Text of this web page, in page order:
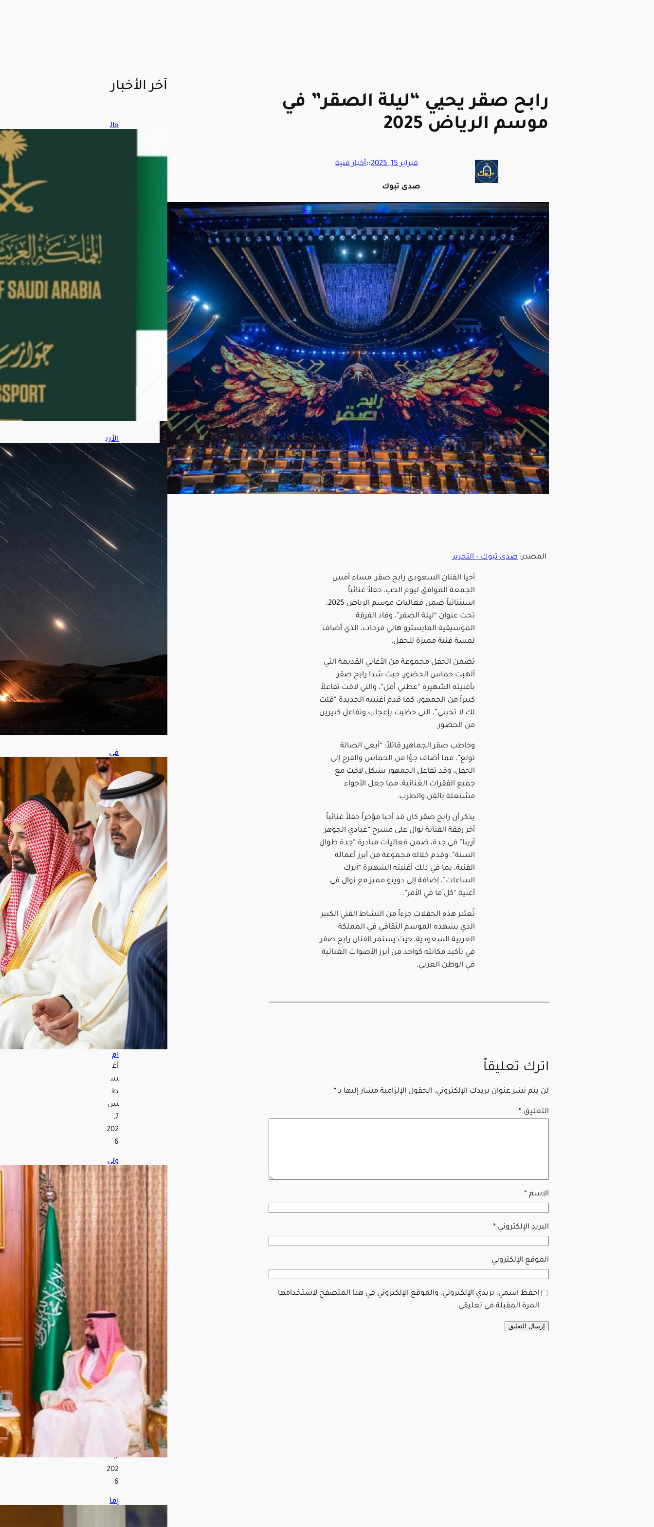
رابح صقر يحيي “ليلة الصقر” في
موسم الرياض 2025
فبراير 15, 2025 ::أخبار فنية
صدى تبوك
المصدر: صدى تبوك – التحرير
أحيا الفنان السعودي رابح صقر، مساء أمس
الجمعة الموافق ليوم الحب، حفلاً غنائياً
استثنائياً ضمن فعاليات موسم الرياض 2025،
تحت عنوان “ليلة الصقر”، وقاد الفرقة
الموسيقية المايسترو هاني فرحات، الذي أضاف
لمسة فنية مميزة للحفل.
تضمن الحفل مجموعة من الأغاني القديمة التي
ألهبت حماس الحضور، حيث شدا رابح صقر
بأغنيته الشهيرة “عطني أمل”، والتي لاقت تفاعلاً
كبيراً من الجمهور، كما قدم أغنيته الجديدة “قلت
لك لا تحبني”، التي حظيت بإعجاب وتفاعل كبيرين
من الحضور.
وخاطب صقر الجماهير قائلاً: “أبغي الصالة
تولع”، مما أضاف جوًا من الحماس والفرح إلى
الحفل، وقد تفاعل الجمهور بشكل لافت مع
جميع الفقرات الغنائية، مما جعل الأجواء
مشتعلة بالفن والطرب.
يذكر أن رابح صقر كان قد أحيا مؤخراً حفلاً غنائياً
آخر رفقة الفنانة نوال على مسرح “عبادي الجوهر
أرينا” في جدة، ضمن فعاليات مبادرة “جدة طوال
السنة”، وقدم خلاله مجموعة من أبرز أعماله
الفنية، بما في ذلك أغنيته الشهيرة “أبرك
الساعات”، إضافة إلى دويتو مميز مع نوال في
أغنية “كل ما في الأمر”.
تُعتبر هذه الحفلات جزءاً من النشاط الفني الكبير
الذي يشهده الموسم الثقافي في المملكة
العربية السعودية، حيث يستمر الفنان رابح صقر
في تأكيد مكانته كواحد من أبرز الأصوات الغنائية
في الوطن العربي.
اترك تعليقاً
لن يتم نشر عنوان بريدك الإلكتروني. الحقول الإلزامية مشار إليها بـ *
التعليق *
الاسم *
البريد الإلكتروني *
الموقع الإلكتروني
احفظ اسمي، بريدي الإلكتروني، والموقع الإلكتروني في هذا المتصفح لاستخدامها
المرة المقبلة في تعليقي.
آخر الأخبار
«ال
الأرب
عاء
الم
قبل
.. 4
ظوا
هر
ية
ثنائي
ة
تزيّ
ن
ة
س
7,
6
في
مش
هد
يج
سد
وحد
ة
الص
ف..
ولي
الع
هبا
يف
يؤد
ون
صلا
الج
مع
ة
بالم
س
الحر
ام
أغ
س
ط
س
7,
202
6
ولي
الع
هد
يلتق
ي
الرئي
س
التر
كي
في
مكة
ويب
حثا
ن
الع
لاقا
ت
الثنا
ئية
والت
طو
رات
الإق
7,
202
6
إما